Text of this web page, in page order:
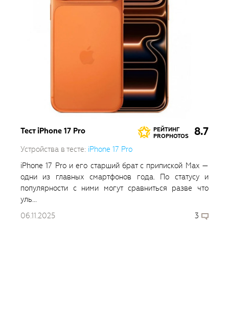
Тест iPhone 17 Pro
РЕЙТИНГ
PROPHOTOS
8.7
Устройства в тесте: iPhone 17 Pro
iPhone 17 Pro и его старший брат с припиской Max —
одни из главных смартфонов года. По статусу и
популярности с ними могут сравниться разве что
уль...
06.11.2025
3